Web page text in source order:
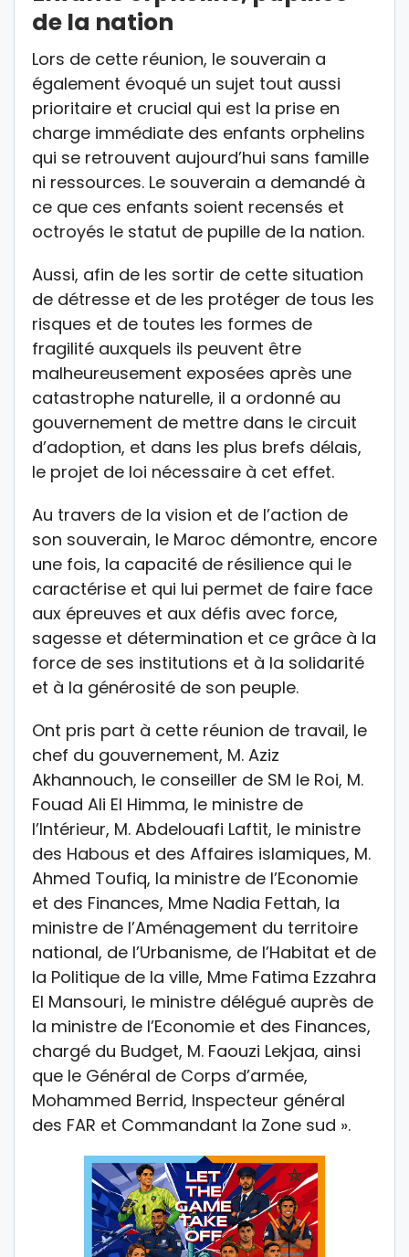
de la nation
Lors de cette réunion, le souverain a
également évoqué un sujet tout aussi
prioritaire et crucial qui est la prise en
charge immédiate des enfants orphelins
qui se retrouvent aujourd’hui sans famille
ni ressources. Le souverain a demandé à
ce que ces enfants soient recensés et
octroyés le statut de pupille de la nation.
Aussi, afin de les sortir de cette situation
de détresse et de les protéger de tous les
risques et de toutes les formes de
fragilité auxquels ils peuvent être
malheureusement exposées après une
catastrophe naturelle, il a ordonné au
gouvernement de mettre dans le circuit
d’adoption, et dans les plus brefs délais,
le projet de loi nécessaire à cet effet.
Au travers de la vision et de l’action de
son souverain, le Maroc démontre, encore
une fois, la capacité de résilience qui le
caractérise et qui lui permet de faire face
aux épreuves et aux défis avec force,
sagesse et détermination et ce grâce à la
force de ses institutions et à la solidarité
et à la générosité de son peuple.
Ont pris part à cette réunion de travail, le
chef du gouvernement, M. Aziz
Akhannouch, le conseiller de SM le Roi, M.
Fouad Ali El Himma, le ministre de
l’Intérieur, M. Abdelouafi Laftit, le ministre
des Habous et des Affaires islamiques, M.
Ahmed Toufiq, la ministre de l’Economie
et des Finances, Mme Nadia Fettah, la
ministre de l’Aménagement du territoire
national, de l’Urbanisme, de l’Habitat et de
la Politique de la ville, Mme Fatima Ezzahra
El Mansouri, le ministre délégué auprès de
la ministre de l’Economie et des Finances,
chargé du Budget, M. Faouzi Lekjaa, ainsi
que le Général de Corps d’armée,
Mohammed Berrid, Inspecteur général
des FAR et Commandant la Zone sud ».